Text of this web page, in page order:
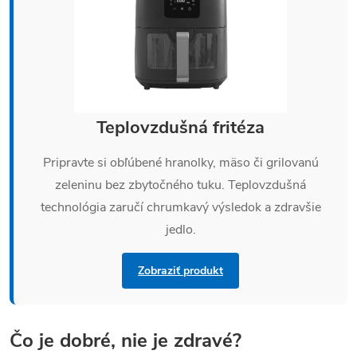
Teplovzdušná fritéza
Pripravte si obľúbené hranolky, mäso či grilovanú
zeleninu bez zbytočného tuku. Teplovzdušná
technológia zaručí chrumkavý výsledok a zdravšie
jedlo.
Zobraziť produkt
Čo je dobré, nie je zdravé?